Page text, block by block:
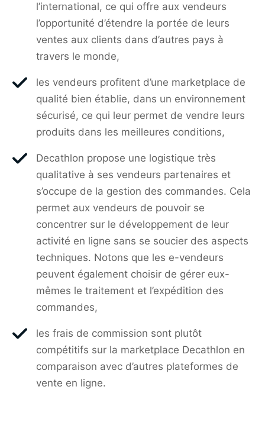
l’international, ce qui offre aux vendeurs
l’opportunité d’étendre la portée de leurs
ventes aux clients dans d’autres pays à
travers le monde,
les vendeurs profitent d’une marketplace de
qualité bien établie, dans un environnement
sécurisé, ce qui leur permet de vendre leurs
produits dans les meilleures conditions,
Decathlon propose une logistique très
qualitative à ses vendeurs partenaires et
s’occupe de la gestion des commandes. Cela
permet aux vendeurs de pouvoir se
concentrer sur le développement de leur
activité en ligne sans se soucier des aspects
techniques. Notons que les e-vendeurs
peuvent également choisir de gérer eux-
mêmes le traitement et l’expédition des
commandes,
les frais de commission sont plutôt
compétitifs sur la marketplace Decathlon en
comparaison avec d’autres plateformes de
vente en ligne.